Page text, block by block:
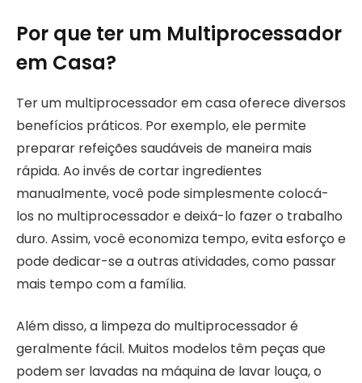
Por que ter um Multiprocessador
em Casa?
Ter um multiprocessador em casa oferece diversos
benefícios práticos. Por exemplo, ele permite
preparar refeições saudáveis de maneira mais
rápida. Ao invés de cortar ingredientes
manualmente, você pode simplesmente colocá-
los no multiprocessador e deixá-lo fazer o trabalho
duro. Assim, você economiza tempo, evita esforço e
pode dedicar-se a outras atividades, como passar
mais tempo com a família.
Além disso, a limpeza do multiprocessador é
geralmente fácil. Muitos modelos têm peças que
podem ser lavadas na máquina de lavar louça, o